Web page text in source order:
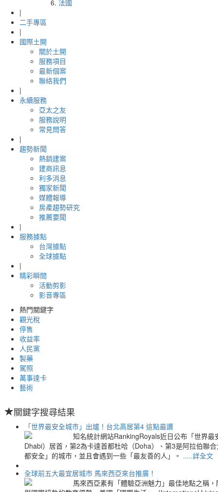
法國
|
二手專區
|
國際土開
關於土開
服務項目
最新個案
聯絡我們
|
永續服務
亞太之友
服務說明
常見問答
|
趨勢新聞
熱銷建案
建商訊息
利多消息
獨家新聞
媒體報導
房產趨勢研究
推薦要聞
|
服務據點
台灣據點
全球據點
|
精彩瞬間
活動剪影
影音專區
熱門關鍵字
觀光稅
停售
收益率
人民黨
製藥
駕照
萬事達卡
藝術
關鍵字搜尋結果
「世界最安全城市」出爐！台北高居第4 這點最讚
知名統計網站RankingRoyals近日公布「世界
Dhabi）居首，第2為卡達首都杜哈（Doha）、第3是阿拉伯聯
都安全」的城市，並且會遇到一些「最友善的人」。 .....詳全文
全球前五大最宜居城市 馬來西亞來台推廣！
馬來西亞素有「體驗亞洲魅力」最佳地點之稱